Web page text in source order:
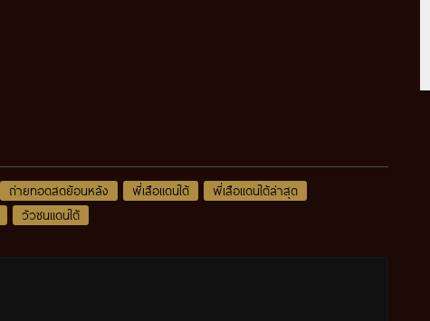
ถ่ายทอดสดย้อนหลัง พี่เสือแดนใต้
พี่เสือแดนใต้ล่าสุด
วัวชนแดนใต้